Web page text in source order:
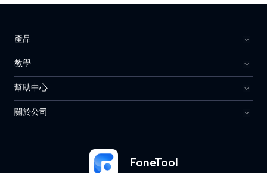
FoneTool
產品
教學
幫助中心
關於公司